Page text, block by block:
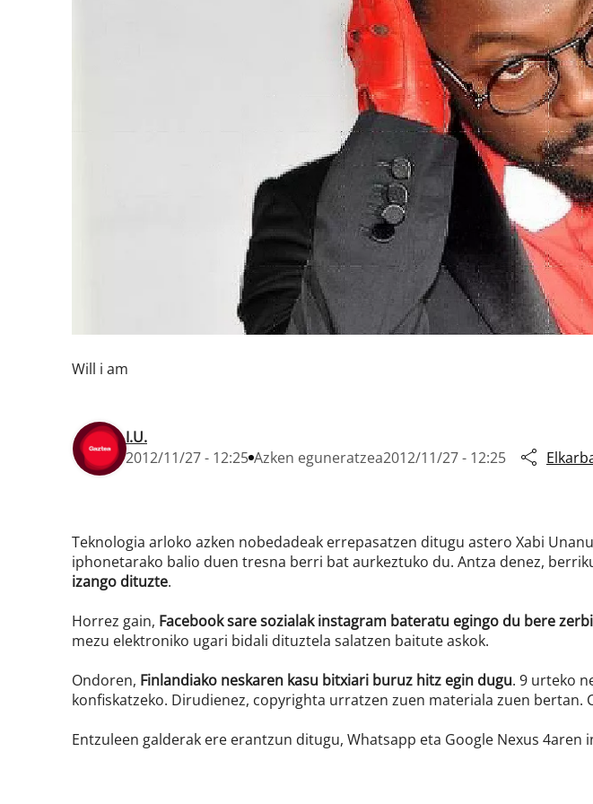
Will i am
I.U.
2012/11/27 - 12:25 Azken eguneratzea2012/11/27 - 12:25
Teknologia arloko azken nobedadeak errepasatzen ditugu astero Xabi
iphonetarako balio duen tresna berri bat aurkeztuko du. Antza denez,
izango dituzte.
Horrez gain, Facebook sare sozialak instagram bateratu egingo du bere
mezu elektroniko ugari bidali dituztela salatzen baitute askok.
Ondoren, Finlandiako neskaren kasu bitxiari buruz hitz egin dugu. 9 urteko
konfiskatzeko. Dirudienez, copyrighta urratzen zuen materiala zuen
Entzuleen galderak ere erantzun ditugu, Whatsapp eta Google Nexus 4aren